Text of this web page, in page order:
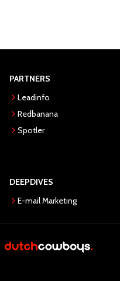
PARTNERS
Leadinfo
Redbanana
Spotler
DEEPDIVES
E-mail Marketing